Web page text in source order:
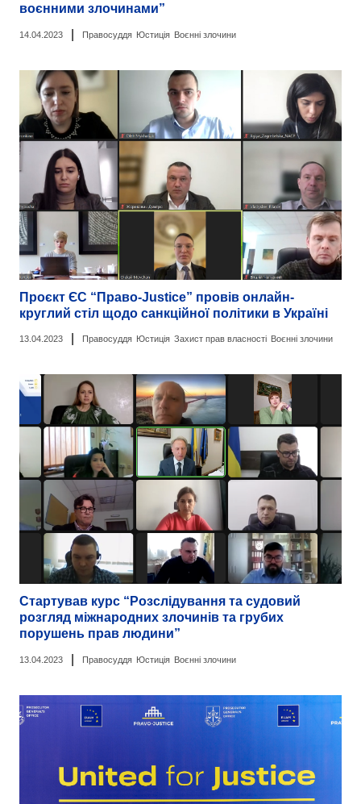
воєнними злочинами”
14.04.2023 Правосуддя Юстиція Воєнні злочини
Проєкт ЄС “Право-Justice” провів онлайн-
круглий стіл щодо санкційної політики в Україні
13.04.2023 Правосуддя Юстиція Захист прав власності Воєнні злочини
Стартував курс “Розслідування та судовий
розгляд міжнародних злочинів та грубих
порушень прав людини”
13.04.2023 Правосуддя Юстиція Воєнні злочини